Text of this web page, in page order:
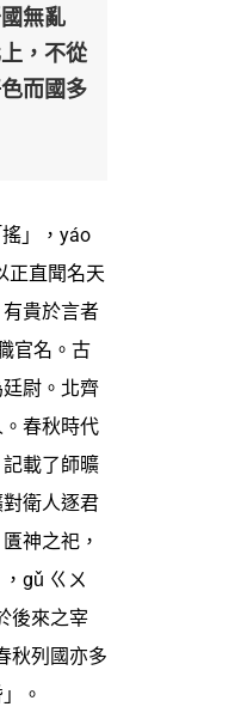
無亂
，不從
而國多
」，yáo
正直聞名天
貴於言者
官名。古
尉。北齊
春秋時代
載了師曠
衛人逐君
神之祀，
gǔ ㄍㄨ
後來之宰
秋列國亦多
。